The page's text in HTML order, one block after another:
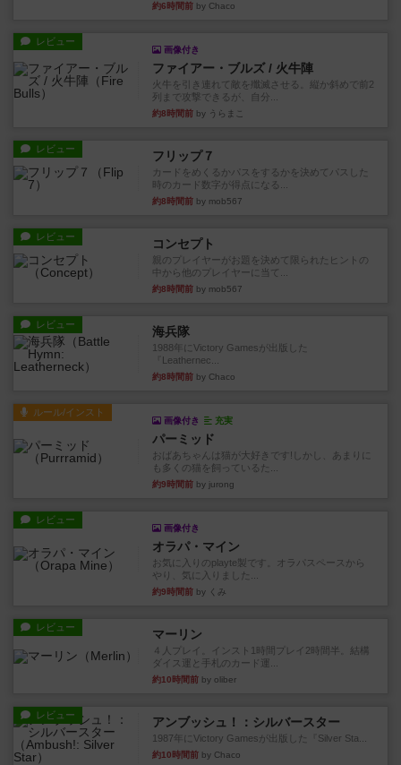
約6時間前 by Chaco
レビュー
画像付き
ファイアー・ブルズ / 火牛陣
火牛を引き連れて敵を殲滅させる。縦か斜めで前2
列まで攻撃できるが、自分...
約8時間前 by うらまこ
レビュー フリップ７
カードをめくるかパスをするかを決めてパスした
時のカード数字が得点になる...
約8時間前 by mob567
レビュー コンセプト
親のプレイヤーがお題を決めて限られたヒントの
中から他のプレイヤーに当て...
約8時間前 by mob567
レビュー 海兵隊
1988年にVictory Gamesが出版した
『Leathernec...
約8時間前 by Chaco
ルール/インスト
画像付き 充実
パーミッド
おばあちゃんは猫が大好きです!しかし、あまりに
も多くの猫を飼っているた...
約9時間前 by jurong
レビュー
画像付き
オラパ・マイン
お気に入りのplayte製です。オラパスペースから
やり、気に入りました...
約9時間前 by くみ
レビュー マーリン
４人プレイ。インスト1時間プレイ2時間半。結構
ダイス運と手札のカード運...
約10時間前 by oliber
レビュー アンブッシュ！：シルバースター
1987年にVictory Gamesが出版した『Silver Sta...
約10時間前 by Chaco